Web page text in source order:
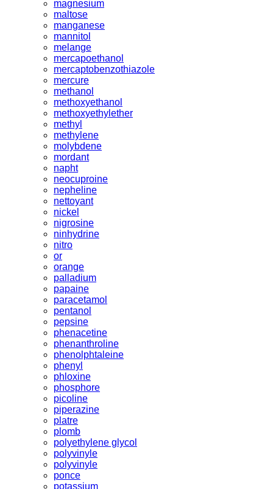
magnesium
maltose
manganese
mannitol
melange
mercapoethanol
mercaptobenzothiazole
mercure
methanol
methoxyethanol
methoxyethylether
methyl
methylene
molybdene
mordant
napht
neocuproine
nepheline
nettoyant
nickel
nigrosine
ninhydrine
nitro
or
orange
palladium
papaine
paracetamol
pentanol
pepsine
phenacetine
phenanthroline
phenolphtaleine
phenyl
phloxine
phosphore
picoline
piperazine
platre
plomb
polyethylene glycol
polyvinyle
polyvinyle
ponce
potassium